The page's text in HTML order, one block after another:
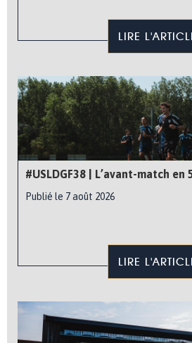
LIRE
#USLDGF38 | L’avant-match en
Publié le 7 août 2026
LIRE